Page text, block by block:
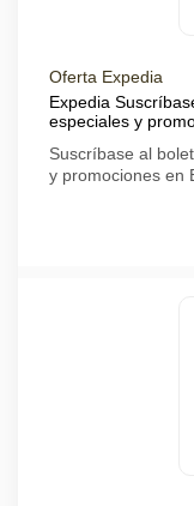
Oferta Expedia
Expedia
especiales y
Suscríbase al
y promociones en